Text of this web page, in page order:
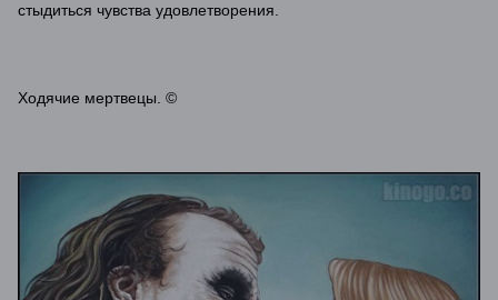
стыдиться чувства удовлетворения.
Ходячие мертвецы. ©